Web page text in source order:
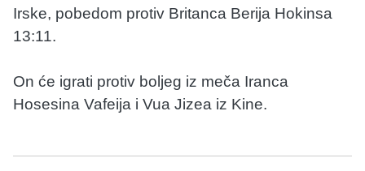
Irske, pobedom protiv Britanca Berija Hokinsa
13:11.
On će igrati protiv boljeg iz meča Iranca
Hosesina Vafeija i Vua Jizea iz Kine.